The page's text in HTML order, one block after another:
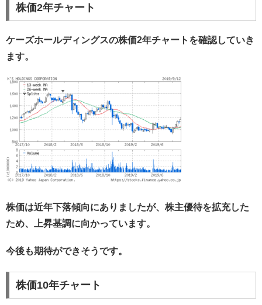
株価2年チャート
ケーズホールディングスの株価2年チャートを確認していき
ます。
株価は近年下落傾向にありましたが、株主優待を拡充した
ため、上昇基調に向かっています。
今後も期待ができそうです。
株価10年チャート